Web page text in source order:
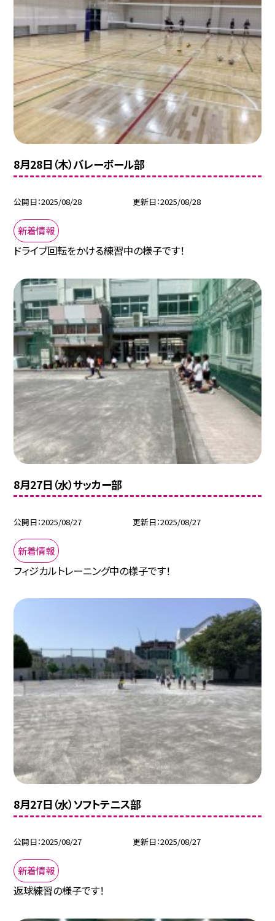
8月28日（木）バレーボール部
公開日 2025/08/28 更新日 2025/08/28
新着情報
ドライブ回転をかける練習中の様子です！
8月27日（水）サッカー部
公開日 2025/08/27 更新日 2025/08/27
新着情報
フィジカルトレーニング中の様子です！
8月27日（水）ソフトテニス部
公開日 2025/08/27 更新日 2025/08/27
新着情報
返球練習の様子です！